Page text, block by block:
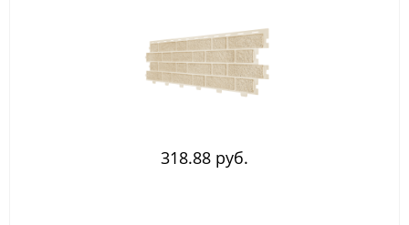
318.88 руб.